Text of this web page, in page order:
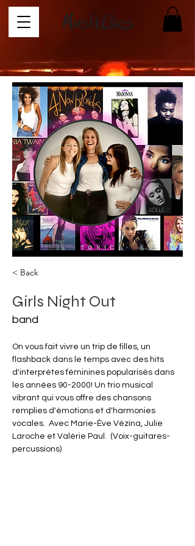
< Back
Girls Night Out
band
On vous fait vivre un trip de filles, un
flashback dans le temps avec des hits
d'interprètes féminines popularisés dans
les années 90-2000! Un trio musical
vibrant qui vous offre des chansons
remplies d'émotions et d'harmonies
vocales.  Avec Marie-Ève Vézina, Julie
Laroche et Valérie Paul.  (Voix-guitares-
percussions)